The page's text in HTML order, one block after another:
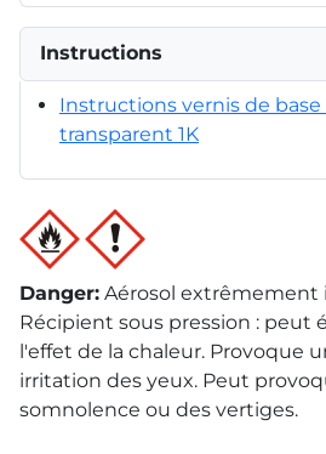
Instructions
Instructions vernis de base
transparent 1K
Danger: Aérosol extrêmement
Récipient sous pression : peut
l'effet de la chaleur. Provoque
irritation des yeux. Peut
somnolence ou des vertiges.